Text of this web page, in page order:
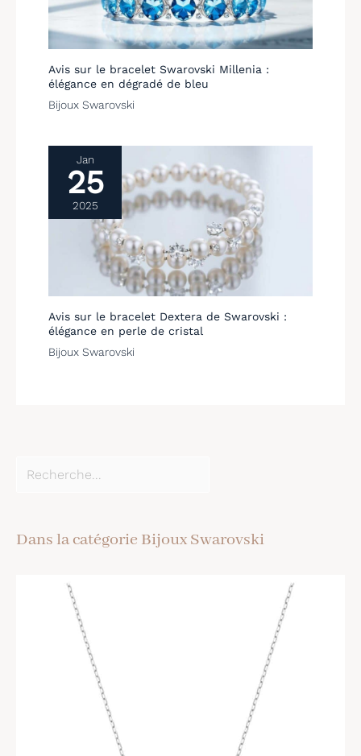
Avis sur le bracelet Swarovski Millenia :
élégance en dégradé de bleu
Bijoux Swarovski
Jan
25
2025
Avis sur le bracelet Dextera de Swarovski :
élégance en perle de cristal
Bijoux Swarovski
Dans la catégorie Bijoux Swarovski